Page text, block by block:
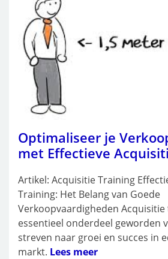
Optimaliseer je
met Effectieve
Artikel: Acquisitie Training
Training: Het Belang van Goede
Verkoopvaardigheden
essentieel onderdeel geworden
streven naar groei en succes in
markt. Lees meer